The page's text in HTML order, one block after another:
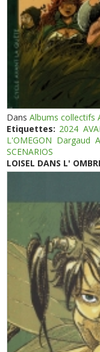
DansAlbums collectifs
Etiquettes: 2024
L'OMEGON Dargaud
SCENARIOS
LOISEL DANS L'